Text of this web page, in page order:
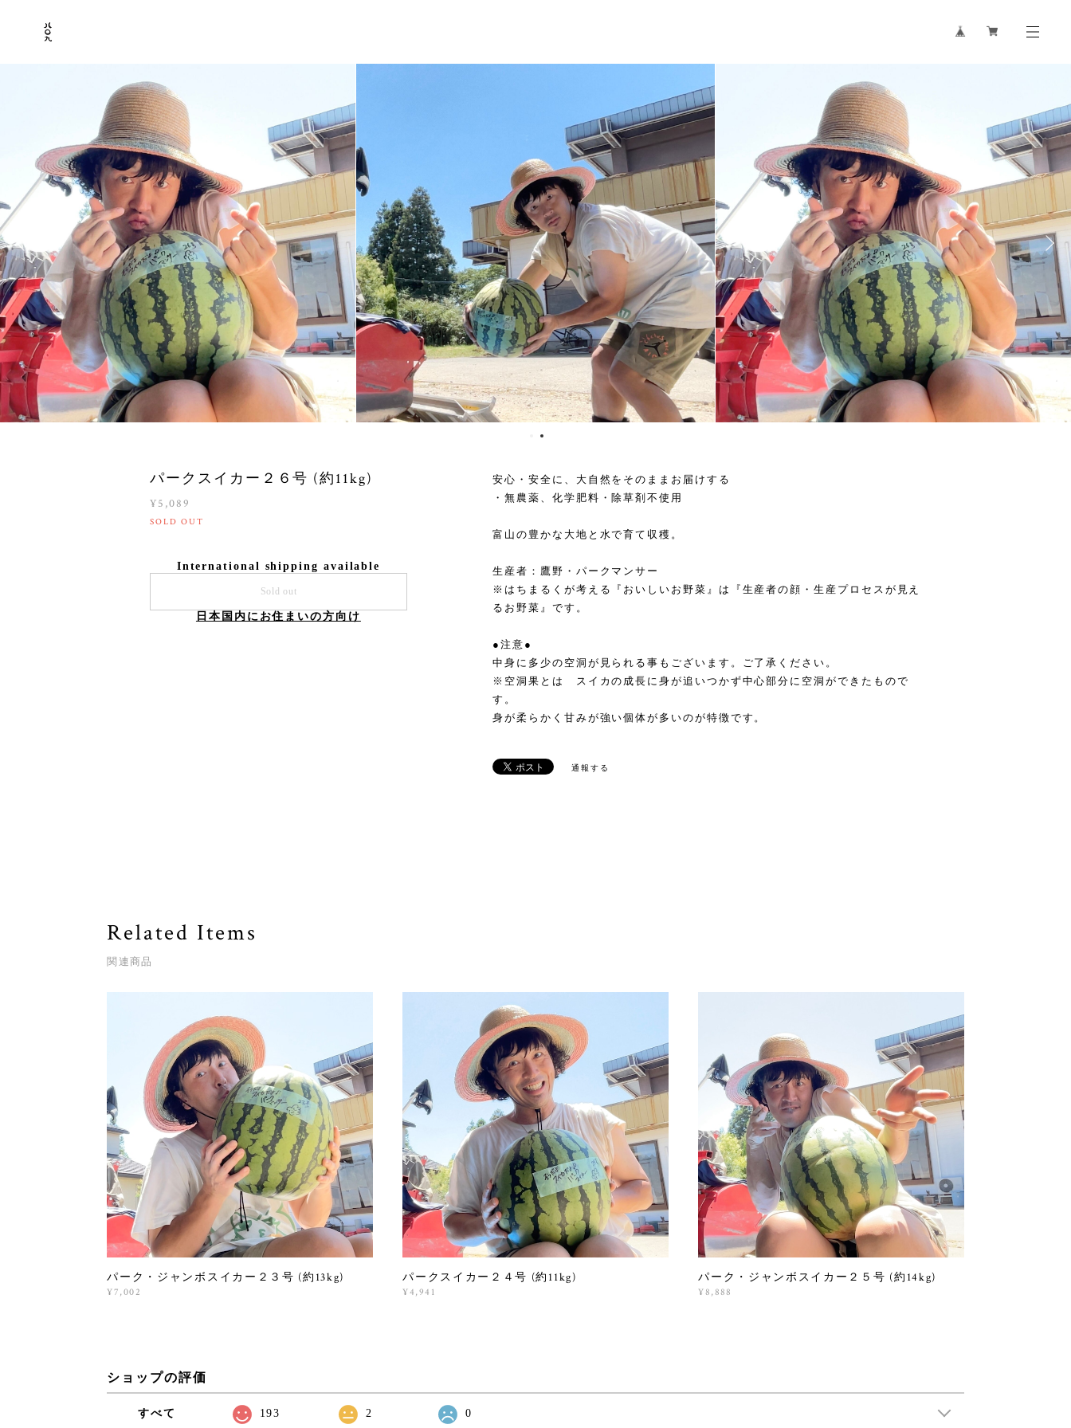
パークスイカー２６号 (約11kg)
¥5,089
SOLD OUT
International shipping available
Sold out
日本国内にお住まいの方向け
安心・安全に、大自然をそのままお届けする
・無農薬、化学肥料・除草剤不使用
富山の豊かな大地と水で育て収穫。
生産者：鷹野・パークマンサー
※はちまるくが考える『おいしいお野菜』は『生産者の顔・生産プロセスが見え
るお野菜』です。
●注意●
中身に多少の空洞が見られる事もございます。ご了承ください。
※空洞果とは スイカの成長に身が追いつかず中心部分に空洞ができたもので
す。
身が柔らかく甘みが強い個体が多いのが特徴です。
通報する
Related Items
関連商品
パーク・ジャンボスイカー２３号 (約13kg)
¥7,002
パークスイカー２４号 (約11kg)
¥4,941
パーク・ジャンボスイカー２５号 (約14kg)
¥8,888
ショップの評価
すべて 193 2 0